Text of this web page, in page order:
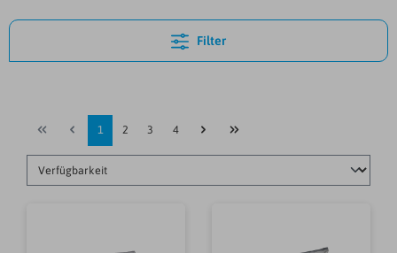
Filter
1 2 3 4